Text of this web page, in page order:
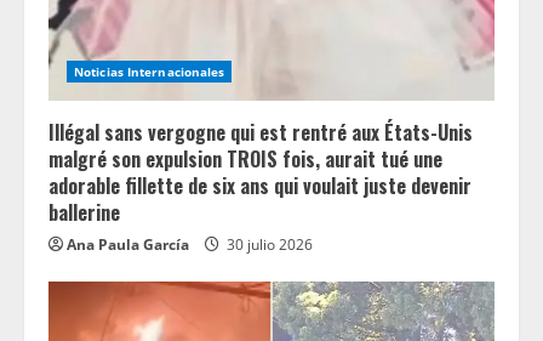
Noticias Internacionales
Illégal sans vergogne qui est rentré aux États-Unis
malgré son expulsion TROIS fois, aurait tué une
adorable fillette de six ans qui voulait juste devenir
ballerine
Ana Paula García 30 julio 2026